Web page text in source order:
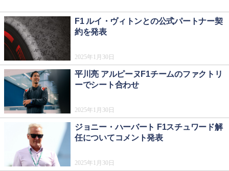
F1 ルイ・ヴィトンとの公式パートナー契
約を発表
2025年1月30日
平川亮 アルピーヌF1チームのファクトリ
ーでシート合わせ
2025年1月30日
ジョニー・ハーバート F1スチュワード解
任についてコメント発表
2025年1月30日